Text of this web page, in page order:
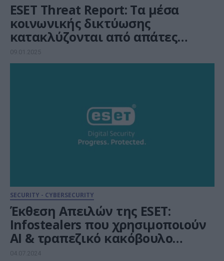
ESET Threat Report: Τα μέσα
κοινωνικής δικτύωσης
κατακλύζονται από απάτες
deepfake
09.01.2025
SECURITY - CYBERSECURITY
Έκθεση Απειλών της ESET:
Infostealers που χρησιμοποιούν
AI & τραπεζικό κακόβουλο
λογισμικό δημιουργούν
04.07.2024